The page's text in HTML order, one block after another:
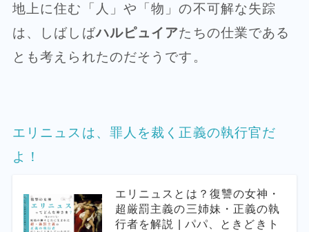
地上に住む「人」や「物」の不可解な失踪
は、しばしばハルピュイアたちの仕業である
とも考えられたのだそうです。
エリニュスは、罪人を裁く正義の執行官だ
よ！
エリニュスとは？復讐の女神・
超厳罰主義の三姉妹・正義の執
行者を解説 | パパ、ときどきト